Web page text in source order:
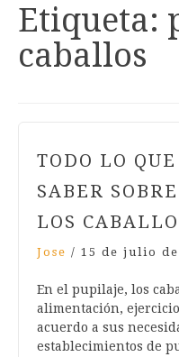
Etiqueta:
caballos
TODO LO
SABER
LOS
Jose / 15 de julio de
En el pupilaje, los
alimentación,
acuerdo a sus
establecimientos de